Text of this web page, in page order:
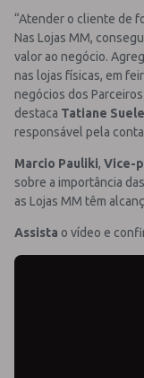
“Atender o cliente de
Nas Lojas MM,
valor ao negócio.
nas lojas físicas, em
negócios dos
destaca Tatiane
responsável pela
Marcio Pauliki, Vice-
sobre a importância
as Lojas MM têm
Assista o vídeo e